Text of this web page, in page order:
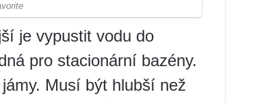
je vypustit vodu do
pro stacionární bazény.
Musí být hlubší než